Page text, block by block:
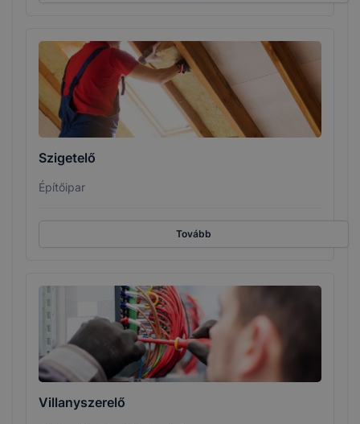
Szigetelő
Építőipar
Tovább
Villanyszerelő